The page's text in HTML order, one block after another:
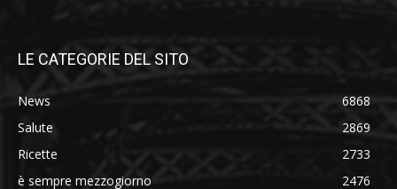
LE CATEGORIE DEL SITO
News
6868
Salute
2869
Ricette
2733
è sempre mezzogiorno
2476